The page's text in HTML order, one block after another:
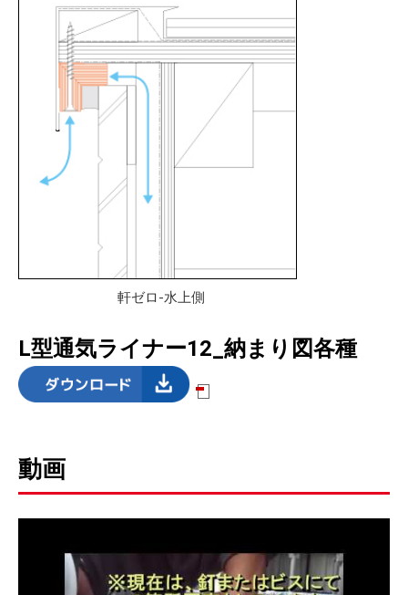
軒ゼロ-水上側
L型通気ライナー12_納まり図各種
動画